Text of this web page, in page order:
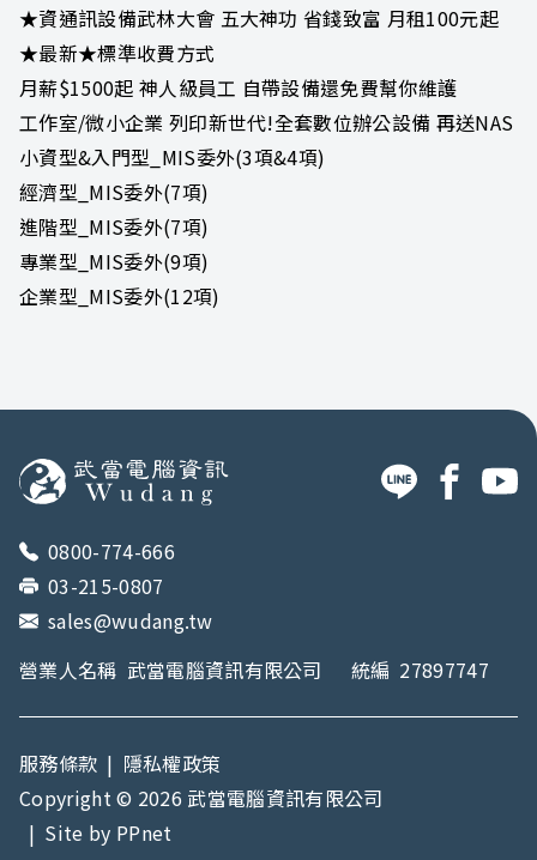
★資通訊設備武林大會 五大神功 省錢致富 月租100元起
★最新★標準收費方式
月薪$1500起 神人級員工 自帶設備還免費幫你維護
工作室/微小企業 列印新世代!全套數位辦公設備 再送NAS
小資型&入門型_MIS委外(3項&4項)
經濟型_MIS委外(7項)
進階型_MIS委外(7項)
專業型_MIS委外(9項)
企業型_MIS委外(12項)
0800-774-666
03-215-0807
sales@wudang.tw
營業人名稱 武當電腦資訊有限公司 統編 27897747
服務條款 | 隱私權政策
Copyright © 2026 武當電腦資訊有限公司
| Site by PPnet